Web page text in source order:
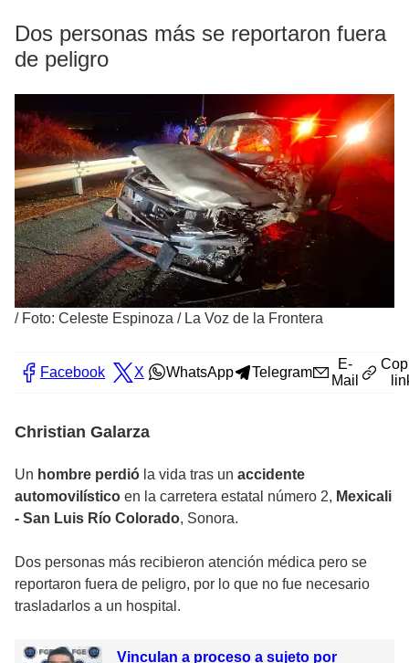
Dos personas más se reportaron fuera
de peligro
/ Foto: Celeste Espinoza / La Voz de la Frontera
Facebook X WhatsApp Telegram
E-
Mail
Christian Galarza
Un hombre perdió la vida tras un accidente
automovilístico en la carretera estatal número 2, Mexicali
- San Luis Río Colorado, Sonora.
Dos personas más recibieron atención médica pero se
reportaron fuera de peligro, por lo que no fue necesario
trasladarlos a un hospital.
Vinculan a proceso a sujeto por